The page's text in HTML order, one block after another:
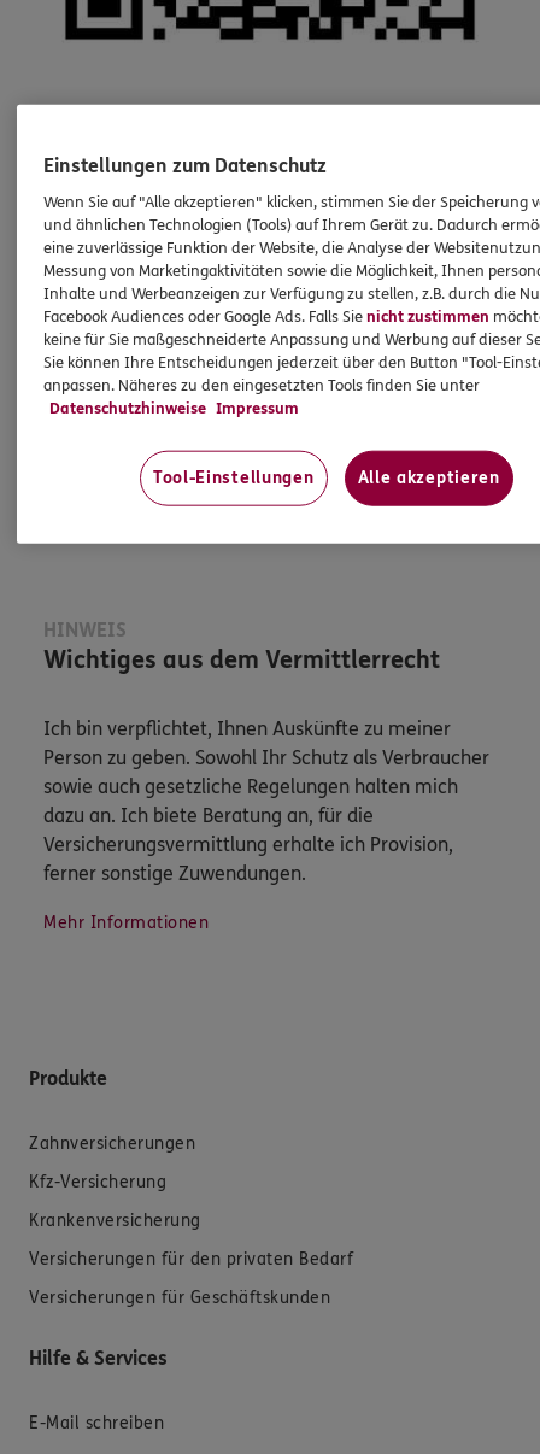
HINWEIS
Wichtiges aus dem Vermittlerrecht
Ich bin verpflichtet, Ihnen Auskünfte zu meiner
Person zu geben. Sowohl Ihr Schutz als Verbraucher
sowie auch gesetzliche Regelungen halten mich
dazu an. Ich biete Beratung an, für die
Versicherungsvermittlung erhalte ich Provision,
ferner sonstige Zuwendungen.
Mehr Informationen
Produkte
Zahnversicherungen
Kfz-Versicherung
Krankenversicherung
Versicherungen für den privaten Bedarf
Versicherungen für Geschäftskunden
Hilfe & Services
E-Mail schreiben
Einstellungen zum Datenschutz
Wenn Sie auf "Alle akzeptieren" klicken, stimmen Sie der Speicherung
und ähnlichen Technologien (Tools) auf Ihrem Gerät zu. Dadurch
eine zuverlässige Funktion der Website, die Analyse der
Messung von Marketingaktivitäten sowie die Möglichkeit, Ihnen
Inhalte und Werbeanzeigen zur Verfügung zu stellen, z.B. durch die
Facebook Audiences oder Google Ads. Falls Sienicht zustimmen
keine für Sie maßgeschneiderte Anpassung und Werbung auf dieser
Sie können Ihre Entscheidungen jederzeit über den Button "Tool-
anpassen. Näheres zu den eingesetzten Tools finden Sie unter
Datenschutzhinweise Impressum
Tool-Einstellungen Alle akzeptieren